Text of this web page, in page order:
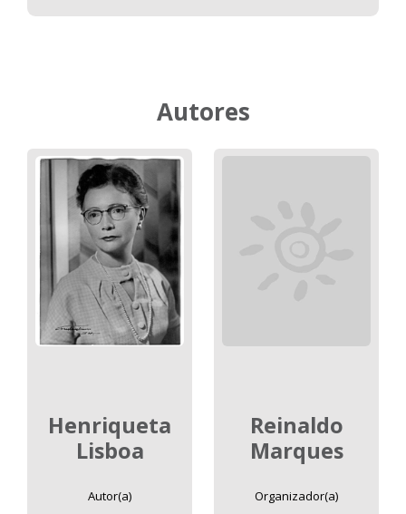
Autores
Henriqueta
Lisboa
Autor(a)
Reinaldo
Marques
Organizador(a)